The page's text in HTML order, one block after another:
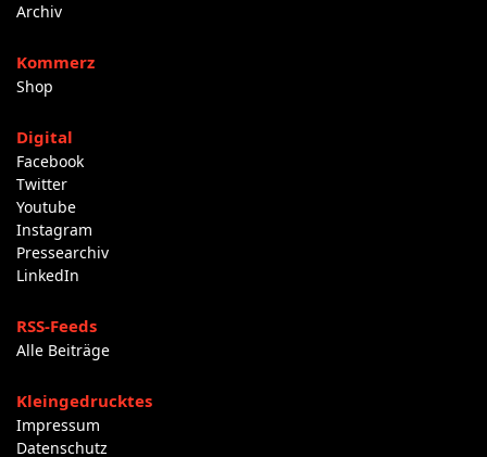
Archiv
Kommerz
Shop
Digital
Facebook
Twitter
Youtube
Instagram
Pressearchiv
LinkedIn
RSS-Feeds
Alle Beiträge
Kleingedrucktes
Impressum
Datenschutz